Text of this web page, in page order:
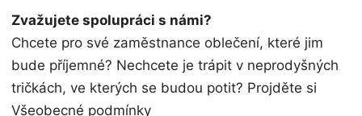
Zvažujete spolupráci s námi?
Chcete pro své zaměstnance oblečení, které jim
bude příjemné? Nechcete je trápit v neprodyšných
tričkách, ve kterých se budou potit? Projděte si
Všeobecné podmínky